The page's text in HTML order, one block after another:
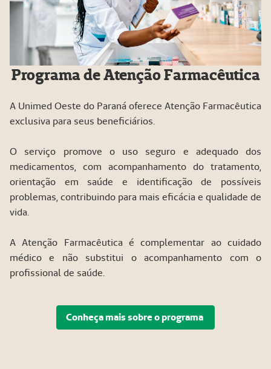
Programa de Atenção Farmacêutica
A Unimed Oeste do Paraná oferece Atenção Farmacêutica
exclusiva para seus beneficiários.
O serviço promove o uso seguro e adequado dos
medicamentos, com acompanhamento do tratamento,
orientação em saúde e identificação de possíveis
problemas, contribuindo para mais eficácia e qualidade de
vida.
A Atenção Farmacêutica é complementar ao cuidado
médico e não substitui o acompanhamento com o
profissional de saúde.
Conheça mais sobre o programa